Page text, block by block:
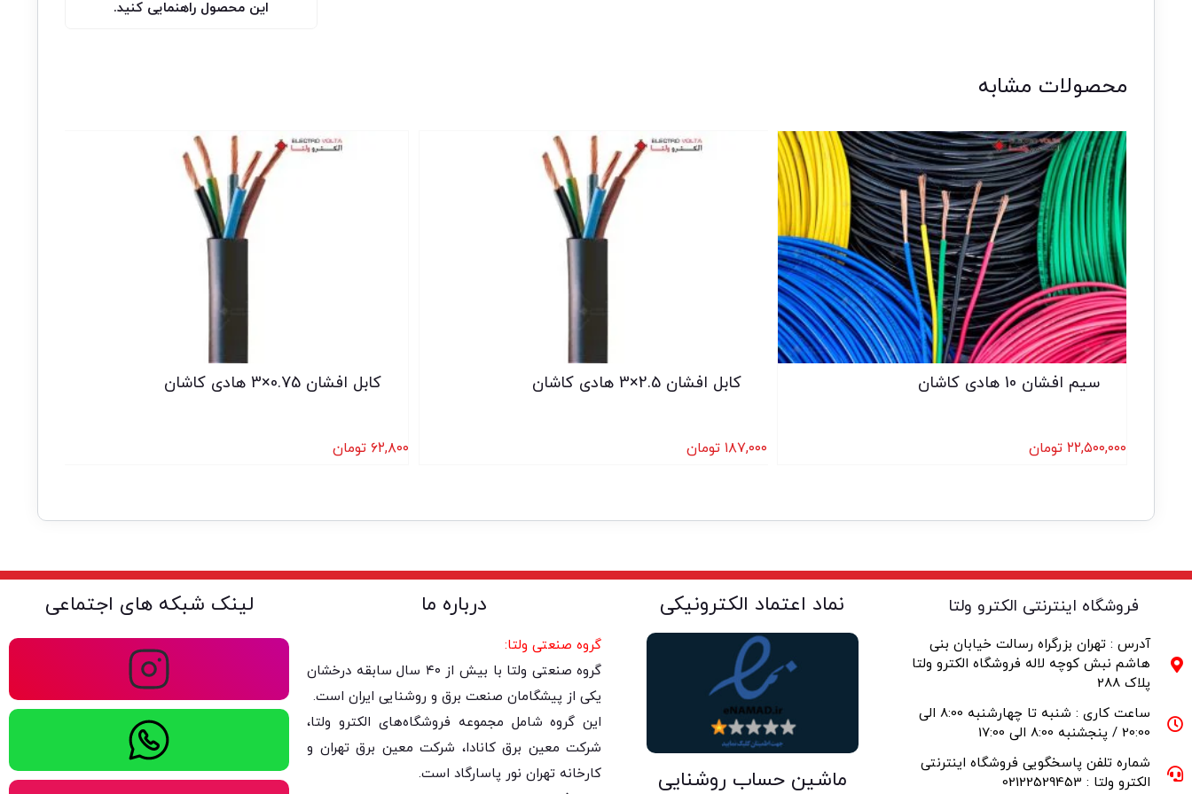
این محصول راهنمایی کنید.
محصولات مشابه
سیم افشان 10 هادی کاشان
۲۲,۵۰۰,۰۰۰ تومان
کابل افشان 2.5×3 هادی کاشان
۱۸۷,۰۰۰ تومان
کابل افشان 0.75×3 هادی کاشان
۶۲,۸۰۰ تومان
فروشگاه اینترنتی الکترو ولتا
آدرس : تهران بزرگراه رسالت خیابان بنی
هاشم نبش کوچه لاله فروشگاه الکترو ولتا
پلاک 288
ساعت کاری : شنبه تا چهارشنبه 8:00 الی
20:00 / پنجشنبه 8:00 الی 17:00
شماره تلفن پاسخگویی فروشگاه اینترنتی
الکترو ولتا : 02122529453
نماد اعتماد الکترونیکی
ماشین حساب روشنایی
درباره ما
گروه صنعتی ولتا:
گروه صنعتی ولتا با بیش از ۴۰ سال سابقه درخشان
یکی از پیشگامان صنعت برق و روشنایی ایران است.
این گروه شامل مجموعه فروشگاه‌های الکترو ولتا،
شرکت معین برق کانادا، شرکت معین برق تهران و
کارخانه تهران نور پاسارگاد است.
لینک شبکه های اجتماعی